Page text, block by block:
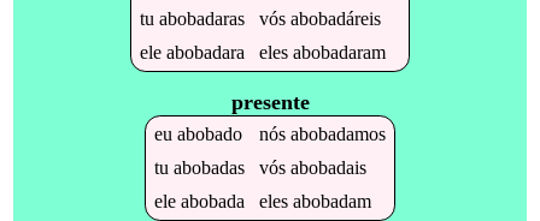
tu abobadaras vós abobadáreis
ele abobadara eles abobadaram
presente
eu abobado nós abobadamos
tu abobadas vós abobadais
ele abobada eles abobadam